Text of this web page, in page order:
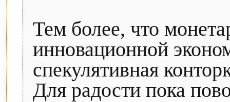
Тем более, что
инновационной
спекулятивная
Для радости пока